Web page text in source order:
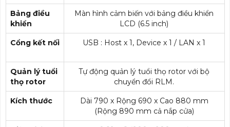
Bảng điều
khiển
Màn hình cảm biến với bảng điều khiển
LCD (6.5 inch)
Cổng kết nối USB : Host x 1, Device x 1 / LAN x 1
Quản lý tuổi
thọ rotor
Tự động quản lý tuổi thọ rotor với bộ
chuyển đổi RLM.
Kích thước
Dài 790 x Rộng 690 x Cao 880 mm
(Rộng 890 mm cả nắp cửa)